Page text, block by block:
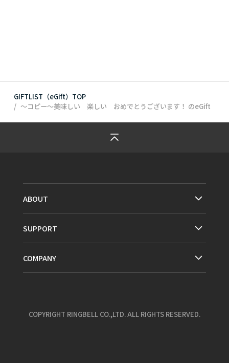
GIFTLIST（eGift）TOP
～コピー～美味しい 楽しい おめでとうございます！ のeGift
ABOUT
SUPPORT
COMPANY
COPYRIGHT RINGBELL CO.,LTD. ALL RIGHTS RESERVED.